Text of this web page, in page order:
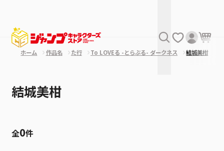
ホーム 作品名 た行 To LOVEる -とらぶる- ダークネス 結城美柑
結城美柑
全0件